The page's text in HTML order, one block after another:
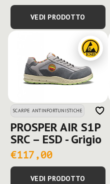
VEDI PRODOTTO
SCARPE ANTINFORTUNISTICHE
PROSPER AIR S1P
SRC – ESD - Grigio
€117,00
VEDI PRODOTTO